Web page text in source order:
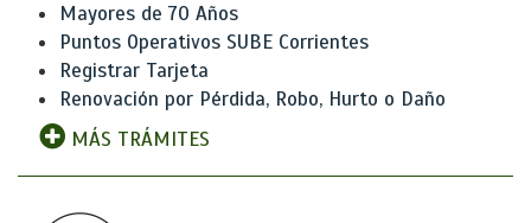
Mayores de 70 Años
Puntos Operativos SUBE Corrientes
Registrar Tarjeta
Renovación por Pérdida, Robo, Hurto o Daño
MÁS TRÁMITES